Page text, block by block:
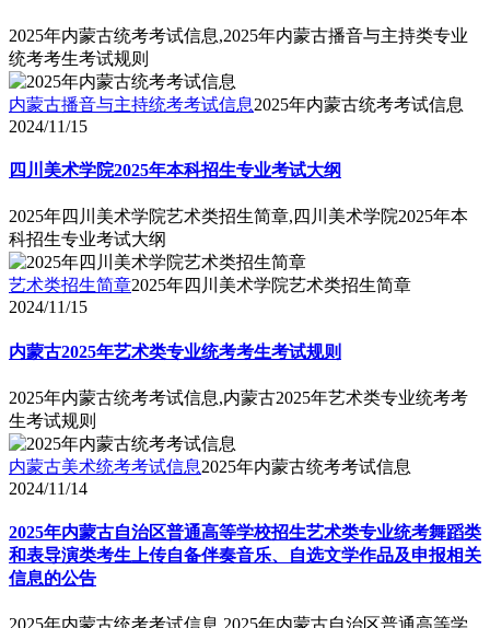
2025年内蒙古统考考试信息,2025年内蒙古播音与主持类专业
统考考生考试规则
内蒙古播音与主持统考考试信息2025年内蒙古统考考试信息
2024/11/15
四川美术学院2025年本科招生专业考试大纲
2025年四川美术学院艺术类招生简章,四川美术学院2025年本
科招生专业考试大纲
艺术类招生简章2025年四川美术学院艺术类招生简章
2024/11/15
内蒙古2025年艺术类专业统考考生考试规则
2025年内蒙古统考考试信息,内蒙古2025年艺术类专业统考考
生考试规则
内蒙古美术统考考试信息2025年内蒙古统考考试信息
2024/11/14
2025年内蒙古自治区普通高等学校招生艺术类专业统考舞蹈类
和表导演类考生上传自备伴奏音乐、自选文学作品及申报相关
信息的公告